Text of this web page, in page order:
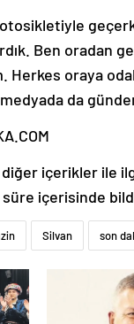
Ben oradan
Herkes oraya
da
diğer içerikler ile
içerisinde
Silvan son